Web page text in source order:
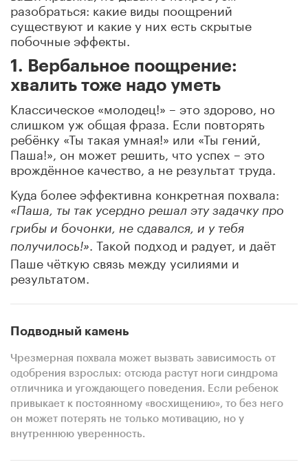
разобраться: какие виды поощрений
существуют и какие у них есть скрытые
побочные эффекты.
1. Вербальное поощрение:
хвалить тоже надо уметь
Классическое «молодец!» – это здорово, но
слишком уж общая фраза. Если повторять
ребёнку «Ты такая умная!» или «Ты гений,
Паша!», он может решить, что успех – это
врождённое качество, а не результат труда.
Куда более эффективна конкретная похвала:
«Паша, ты так усердно решал эту задачку про
грибы и бочонки, не сдавался, и у тебя
получилось!»
. Такой подход и радует, и даёт
Паше чёткую связь между усилиями и
результатом.
Подводный камень
Чрезмерная похвала может вызвать зависимость от
одобрения взрослых: отсюда растут ноги синдрома
отличника и угождающего поведения. Если ребенок
привыкает к постоянному «восхищению», то без него
он может потерять не только мотивацию, но у
внутреннюю уверенность.